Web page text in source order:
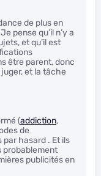
de plus en
pense qu’il n’y a
et qu’il est
être parent, donc
et la tâche
(addiction,
de
hasard . Et ils
probablement
publicités en